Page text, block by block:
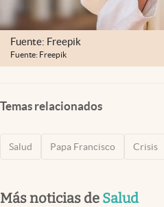
Fuente: Freepik
Fuente: Freepik
Temas relacionados
Salud Papa Francisco Crisis
Más noticias de Salud